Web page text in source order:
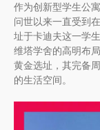
作为创新型学生公
问世以来一直受到
址于卡迪夫这一学
维塔学舍的高明布
黄金选址，其完备
的生活空间。